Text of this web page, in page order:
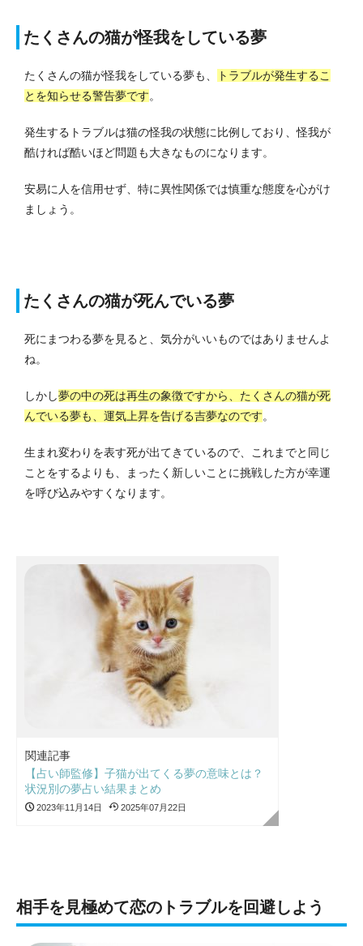
たくさんの猫が怪我をしている夢
たくさんの猫が怪我をしている夢も、
トラブルが発生するこ
とを知らせる警告夢です。
発生するトラブルは猫の怪我の状態に比例しており、怪我が
酷ければ酷いほど問題も大きなものになります。
安易に人を信用せず、特に異性関係では慎重な態度を心がけ
ましょう。
たくさんの猫が死んでいる夢
死にまつわる夢を見ると、気分がいいものではありませんよ
ね。
しかし夢の中の死は再生の象徴ですから、たくさんの猫が死
んでいる夢も、運気上昇を告げる吉夢なのです。
生まれ変わりを表す死が出てきているので、これまでと同じ
ことをするよりも、まったく新しいことに挑戦した方が幸運
を呼び込みやすくなります。
関連記事
【占い師監修】子猫が出てくる夢の意味とは？
状況別の夢占い結果まとめ
2023年11月14日 2025年07月22日
相手を見極めて恋のトラブルを回避しよう